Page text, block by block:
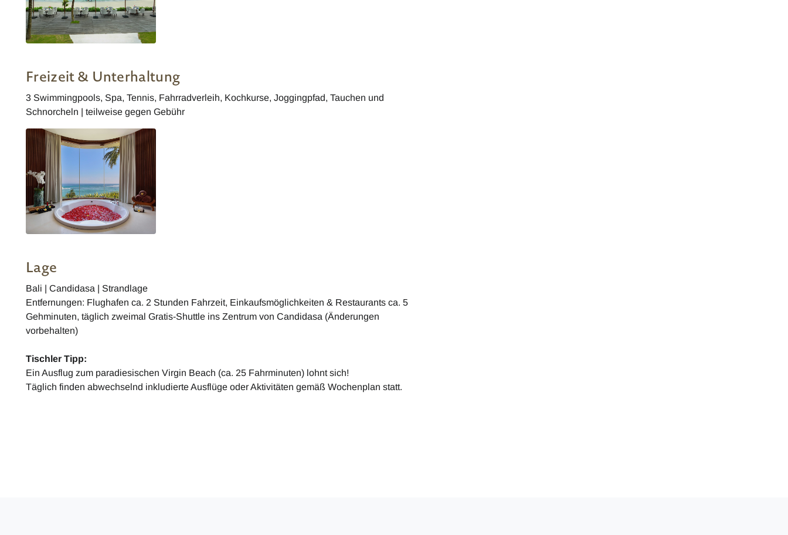
Freizeit & Unterhaltung
3 Swimmingpools, Spa, Tennis, Fahrradverleih, Kochkurse, Joggingpfad, Tauchen und
Schnorcheln | teilweise gegen Gebühr
Lage
Bali | Candidasa | Strandlage
Entfernungen: Flughafen ca. 2 Stunden Fahrzeit, Einkaufsmöglichkeiten & Restaurants ca. 5
Gehminuten, täglich zweimal Gratis-Shuttle ins Zentrum von Candidasa (Änderungen
vorbehalten)
Tischler Tipp:
Ein Ausflug zum paradiesischen Virgin Beach (ca. 25 Fahrminuten) lohnt sich!
Täglich finden abwechselnd inkludierte Ausflüge oder Aktivitäten gemäß Wochenplan statt.